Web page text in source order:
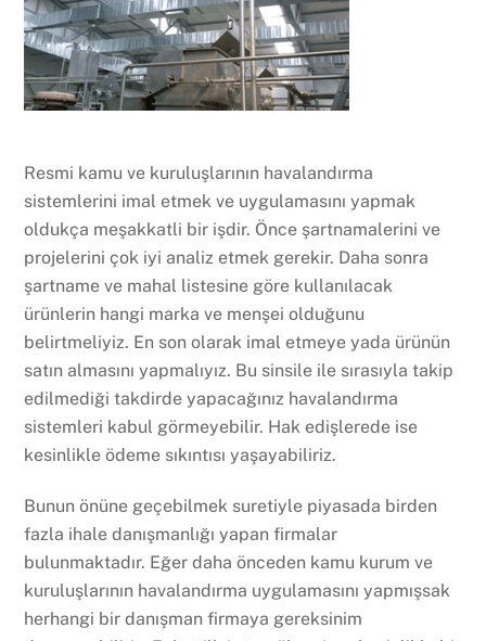
Resmi kamu ve kuruluşlarının havalandırma
sistemlerini imal etmek ve uygulamasını yapmak
oldukça meşakkatli bir işdir. Önce şartnamalerini ve
projelerini çok iyi analiz etmek gerekir. Daha sonra
şartname ve mahal listesine göre kullanılacak
ürünlerin hangi marka ve menşei olduğunu
belirtmeliyiz. En son olarak imal etmeye yada ürünün
satın almasını yapmalıyız. Bu sinsile ile sırasıyla takip
edilmediği takdirde yapacağınız havalandırma
sistemleri kabul görmeyebilir. Hak edişlerede ise
kesinlikle ödeme sıkıntısı yaşayabiliriz.
Bunun önüne geçebilmek suretiyle piyasada birden
fazla ihale danışmanlığı yapan firmalar
bulunmaktadır. Eğer daha önceden kamu kurum ve
kuruluşlarının havalandırma uygulamasını yapmışsak
herhangi bir danışman firmaya gereksinim